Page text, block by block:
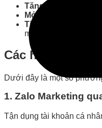
Tăng tỷ lệ chốt đơn:
Mở rộng tệp khách
Tiết kiệm chi phí:
miễn phí.
Các hình thức
Dưới đây là một số
1. Zalo Marketing
Tận dụng tài khoản cá